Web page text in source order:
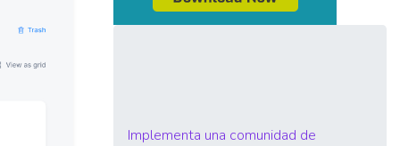
Implementa una comunidad de